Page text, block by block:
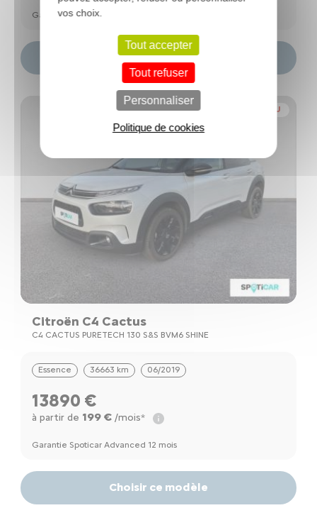
Garantie Spoticar Premium 12 mois
Choisir ce modèle
NOUVEAU
Citroën C4 Cactus
C4 CACTUS PURETECH 130 S&S BVM6 SHINE
Essence 36663 km 06/2019
13890 €
à partir de 199 €/mois*
Garantie Spoticar Advanced 12 mois
Choisir ce modèle
vos choix.
Tout accepter
Tout refuser
Personnaliser
Politique de cookies